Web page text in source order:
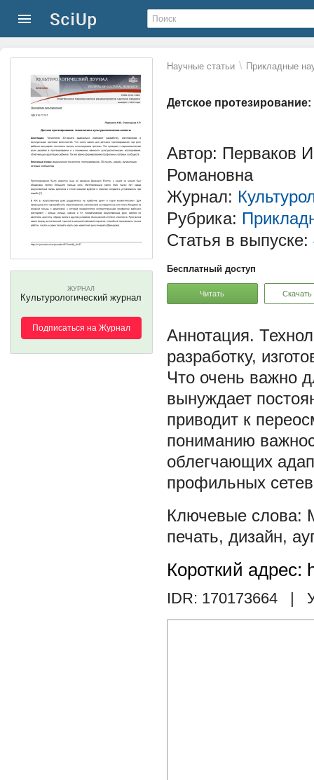
Научные статьи \ Прикладные
Детское
ЖУРНАЛ
Культурологический журнал
Подписаться на Журнал
Автор: Перваков
Романовна
Журнал:
Рубрика:
Статья в выпуске:
Бесплатный доступ
Читать Скачать
разработку,
Что очень важно
вынуждает
приводит к
пониманию
облегчающих
профильных
печать, дизайн,
Короткий адрес:
IDR: 170173664 |